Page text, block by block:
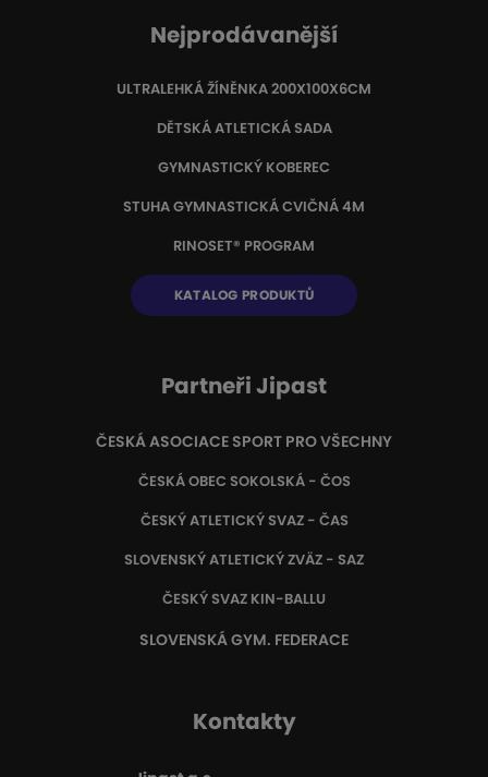
Nejprodávanější
ULTRALEHKÁ ŽÍNĚNKA 200X100X6CM
DĚTSKÁ ATLETICKÁ SADA
GYMNASTICKÝ KOBEREC
STUHA GYMNASTICKÁ CVIČNÁ 4M
RINOSET® PROGRAM
KATALOG PRODUKTŮ
Partneři Jipast
ČESKÁ ASOCIACE SPORT PRO VŠECHNY
ČESKÁ OBEC SOKOLSKÁ - ČOS
ČESKÝ ATLETICKÝ SVAZ - ČAS
SLOVENSKÝ ATLETICKÝ ZVÄZ - SAZ
ČESKÝ SVAZ KIN-BALLU
SLOVENSKÁ GYM. FEDERACE
Kontakty